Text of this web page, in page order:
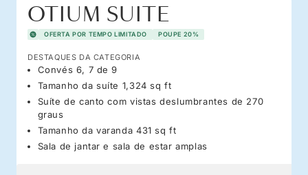
OTIUM SUITE
OFERTA POR TEMPO LIMITADO POUPE 20%
DESTAQUES DA CATEGORIA
Convés 6, 7 de 9
Tamanho da suíte 1,324 sq ft
Suíte de canto com vistas deslumbrantes de 270
graus
Tamanho da varanda 431 sq ft
Sala de jantar e sala de estar amplas